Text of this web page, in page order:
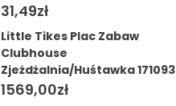
31,49zł
Little Tikes Plac Zabaw
Clubhouse
Zjeżdżalnia/Huśtawka 171093
1569,00zł